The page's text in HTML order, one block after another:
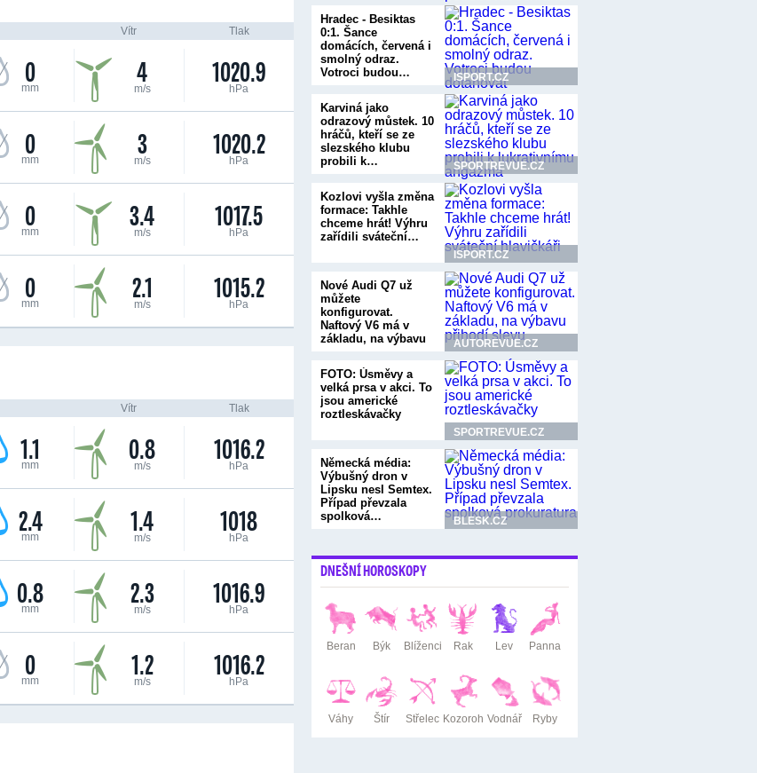
Vítr Tlak
0
mm 4
m/s 1020.9
hPa
0
mm 3
m/s 1020.2
hPa
0
mm 3.4
m/s 1017.5
hPa
0
mm 2.1
m/s 1015.2
hPa
Vítr Tlak
1.1
mm 0.8
m/s 1016.2
hPa
2.4
mm 1.4
m/s 1018
hPa
0.8
mm 2.3
m/s 1016.9
hPa
0
mm 1.2
m/s 1016.2
hPa
Hradec - Besiktas
0:1. Šance
domácích, červená i
smolný odraz.
Votroci budou…
ISPORT.CZ
Karviná jako
odrazový můstek. 10
hráčů, kteří se ze
slezského klubu
probili k…
SPORTREVUE.CZ
Kozlovi vyšla změna
formace: Takhle
chceme hrát! Výhru
zařídili sváteční…
ISPORT.CZ
Nové Audi Q7 už
můžete
konfigurovat.
Naftový V6 má v
základu, na výbavu
AUTOREVUE.CZ
FOTO: Úsměvy a
velká prsa v akci. To
jsou americké
roztleskávačky
SPORTREVUE.CZ
Německá média:
Výbušný dron v
Lipsku nesl Semtex.
Případ převzala
spolková…
BLESK.CZ
DNEŠNÍ HOROSKOPY
Beran Býk Blíženci Rak Lev Panna
Váhy Štír Střelec Kozoroh Vodnář Ryby